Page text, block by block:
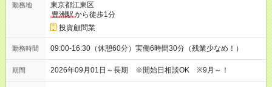
勤務地
東京都江東区
豊洲駅から徒歩1分
投資顧問業
勤務時間 09:00-16:30（休憩60分）実働6時間30分（残業少なめ！）
期間 2026年09月01日～長期 ※開始日相談OK ※9月～！